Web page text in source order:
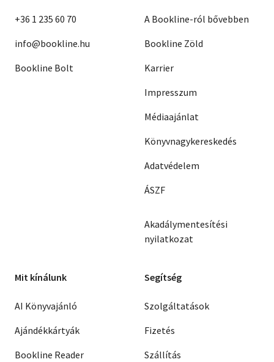
+36 1 235 60 70
info@bookline.hu
Bookline Bolt
A Bookline-ról bővebben
Bookline Zöld
Karrier
Impresszum
Médiaajánlat
Könyvnagykereskedés
Adatvédelem
ÁSZF
Akadálymentesítési
nyilatkozat
Mit kínálunk
AI Könyvajánló
Ajándékkártyák
Bookline Reader
Segítség
Szolgáltatások
Fizetés
Szállítás